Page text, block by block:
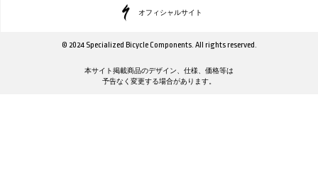
オフィシャルサイト
© 2024 Specialized Bicycle Components. All rights reserved.
本サイト掲載商品のデザイン、仕様、価格等は
予告なく変更する場合があります。